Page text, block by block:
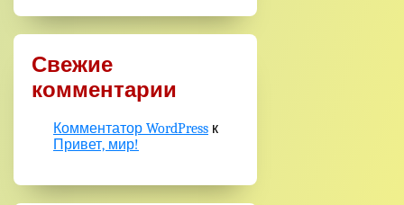
Свежие
комментарии
Комментатор WordPress к
Привет, мир!